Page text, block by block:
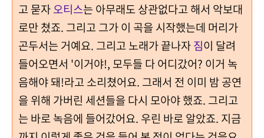
고 묻자오티스는 아무래도 상관없다고 해서 악보대
로만 쳤죠. 그리고 그가 이 곡을 시작했는데 머리가
곤두서는 거예요. 그리고 노래가 끝나자짐이 달려
들어오면서 '이거야!, 모두들 다 어디갔어? 이거 녹
음해야 돼!라고 소리쳤어요. 그래서 전 이미 밤 공연
을 위해 가버린 세션들을 다시 모아야 했죠. 그리고
는 바로 녹음에 들어갔어요. 우린 바로 알았죠. 지금